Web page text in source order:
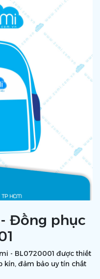
Đồng phục
- BL0720001 được thiết
kín, đảm bảo uy tín chất